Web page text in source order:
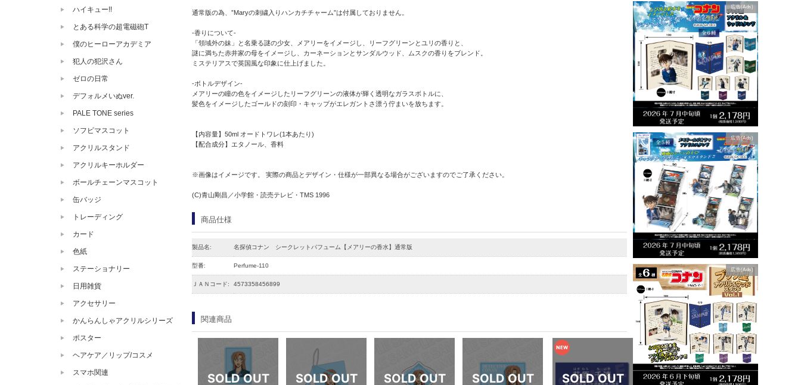
広告(Ads)
広告(Ads)
広告(Ads)
通常版の為、”Maryの刺繍入りハンカチチャーム”は付属しておりません。
-香りについて-
「領域外の妹」と名乗る謎の少女、メアリーをイメージし、リーフグリーンとユリの香りと、
謎に満ちた赤井家の母をイメージし、カーネーションとサンダルウッド、ムスクの香りをブレンド。
ミステリアスで英国風な印象に仕上げました。
-ボトルデザイン-
メアリーの瞳の色をイメージしたリーフグリーンの液体が輝く透明なガラスボトルに、
髪色をイメージしたゴールドの刻印・キャップがエレガントさ漂う佇まいを放ちます。
【内容量】50ml オードトワレ(1本あたり)
【配合成分】エタノール、香料
※画像はイメージです。 実際の商品とデザイン・仕様が一部異なる場合がございますのでご了承ください。
(C)青山剛昌／小学館・読売テレビ・TMS 1996
商品仕様
製品名: 名探偵コナン シークレットパフューム【メアリーの香水】通常版
型番: Perfume-110
ＪＡＮコード: 4573358456899
関連商品
ハイキュー!!
とある科学の超電磁砲T
僕のヒーローアカデミア
犯人の犯沢さん
ゼロの日常
デフォルメいぬver.
PALE TONE series
ソフビマスコット
アクリルスタンド
アクリルキーホルダー
ボールチェーンマスコット
缶バッジ
トレーディング
カード
色紙
ステーショナリー
日用雑貨
アクセサリー
かんらんしゃアクリルシリーズ
ポスター
ヘアケア／リップ/コスメ
スマホ関連